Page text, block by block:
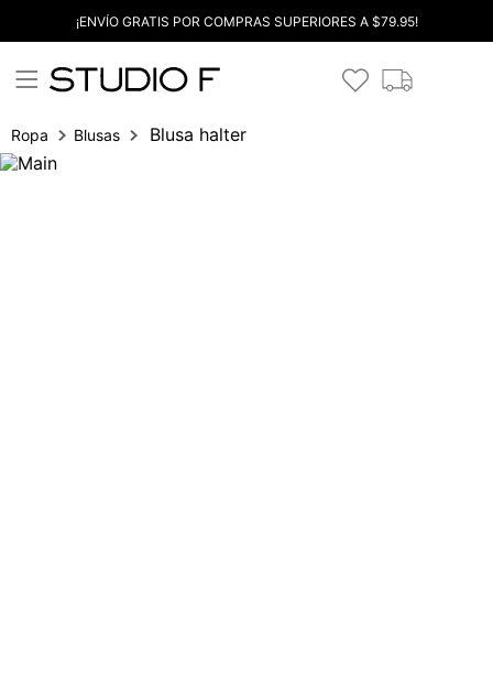
¡ENVÍO GRATIS POR COMPRAS SUPERIORES A $79.95!
Ropa Blusas Blusa halter